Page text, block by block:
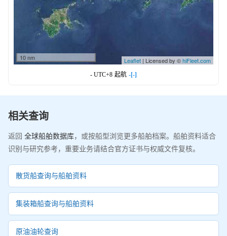
10 nm Leaflet | Licensed by ©hiFleet.com
- UTC+8 起航 -[-]
相关查询
返回 全球船舶数据库，或按船型浏览更多船舶档案。船舶资料适合
识别与研究参考，重要业务请结合官方证书与权威文件复核。
散货船查询与船舶资料
集装箱船查询与船舶资料
原油油轮查询